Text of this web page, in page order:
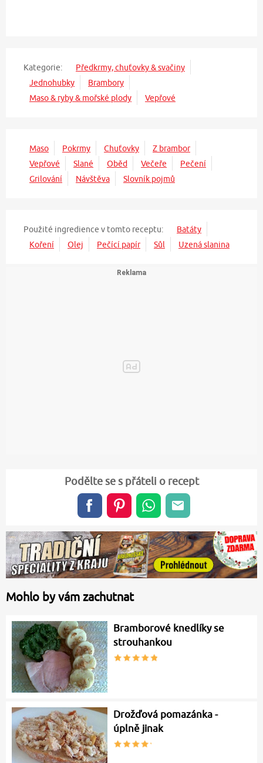
Kategorie:
Předkrmy, chuťovky & svačiny
Jednohubky
Brambory
Maso & ryby & mořské plody
Vepřové
Maso Pokrmy Chuťovky
Z brambor
Vepřové
Slané Oběd Večeře
Pečení
Grilování
Návštěva Slovník pojmů
Použité ingredience v tomto receptu:
Batáty
Koření
Olej Pečící papír Sůl Uzená slanina
Podělte se s přáteli o recept
Mohlo by vám zachutnat
Bramborové knedlíky se
strouhankou
Drožďová pomazánka -
úplně jinak